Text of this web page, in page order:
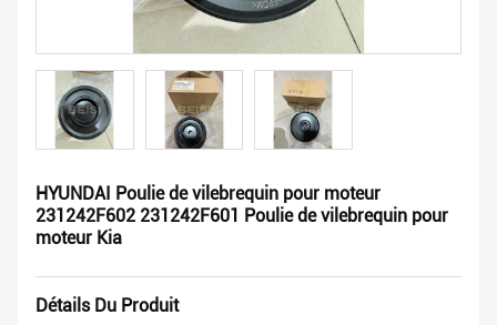
HYUNDAI Poulie de vilebrequin pour moteur
231242F602 231242F601 Poulie de vilebrequin pour
moteur Kia
Détails Du Produit